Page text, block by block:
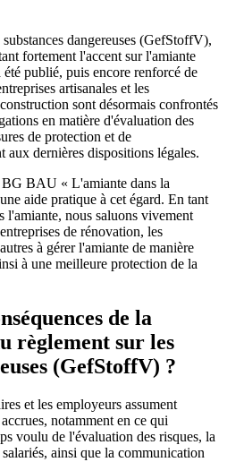
dangereuses (GefStoffV),
fortement l'accent sur l'amiante
été publié, puis encore renforcé de
artisanales et les
sont désormais confrontés
en matière d'évaluation des
de protection et de
aux dernières dispositions légales.
BAU « L'amiante dans la
aide pratique à cet égard. En tant
l'amiante, nous saluons vivement
de rénovation, les
à gérer l'amiante de manière
à une meilleure protection de la
de la
règlement sur les
(GefStoffV) ?
et les employeurs assument
notamment en ce qui
voulu de l'évaluation des risques, la
ainsi que la communication